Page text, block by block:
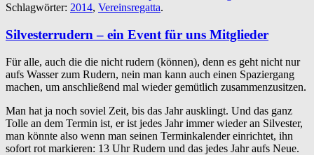
Schlagwörter: 2014, Vereinsregatta.
Silvesterrudern – ein Event für uns Mitglieder
Für alle, auch die die nicht rudern (können), denn es geht nicht nur
aufs Wasser zum Rudern, nein man kann auch einen Spaziergang
machen, um anschließend mal wieder gemütlich zusammenzusitzen.
Man hat ja noch soviel Zeit, bis das Jahr ausklingt. Und das ganz
Tolle an dem Termin ist, er ist jedes Jahr immer wieder an Silvester,
man könnte also wenn man seinen Terminkalender einrichtet, ihn
sofort rot markieren: 13 Uhr Rudern und das jedes Jahr aufs Neue.